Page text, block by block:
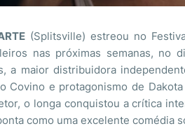
(Splitsville) estreou no
nas próximas semanas, no
a maior distribuidora
Covino e protagonismo de
o longa conquistou a crítica
como uma excelente comédia